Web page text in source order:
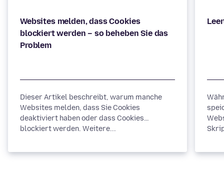
Websites melden, dass Cookies
blockiert werden – so beheben Sie das
Problem
Dieser Artikel beschreibt, warum manche
Websites melden, dass Sie Cookies
deaktiviert haben oder dass Cookies
blockiert werden. Weitere...